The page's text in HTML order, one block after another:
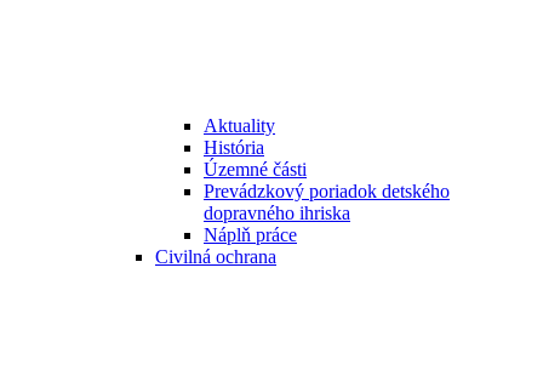
Aktuality
História
Územné části
Prevádzkový poriadok detského
dopravného ihriska
Náplň práce
Civilná ochrana